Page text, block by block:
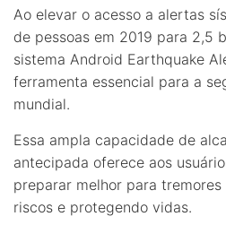
Ao elevar o acesso a alertas
de pessoas em 2019 para 2,5
sistema Android Earthquake
ferramenta essencial para a
mundial.
Essa ampla capacidade de
antecipada oferece aos
preparar melhor para
riscos e protegendo vidas.